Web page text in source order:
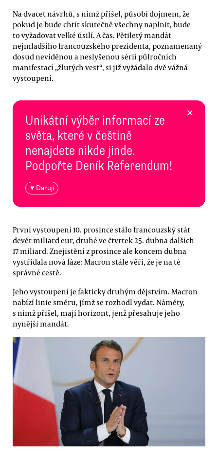
Na dvacet návrhů, s nimž přišel, působí dojmem, že
pokud je bude chtít skutečně všechny naplnit, bude
to vyžadovat velké úsilí. A čas. Pětiletý mandát
nejmladšího francouzského prezidenta, poznamenaný
dosud neviděnou a neslyšenou sérií půlročních
manifestací „žlutých vest“, si již vyžádalo dvě vážná
vystoupení.
Unikátní výběr informací ze
světa, které v češtině
nenajdete nikde jinde.
Podpořte Deník Referendum!
♥ Daruji
×
První vystoupení 10. prosince stálo francouzský stát
devět miliard eur, druhé ve čtvrtek 25. dubna dalších
17 miliard. Znejistění z prosince ale koncem dubna
vystřídala nová fáze: Macron stále věří, že je na té
správné cestě.
Jeho vystoupení je fakticky druhým dějstvím. Macron
nabízí linie směru, jímž se rozhodl vydat. Náměty,
s nimž přišel, mají horizont, jenž přesahuje jeho
nynější mandát.